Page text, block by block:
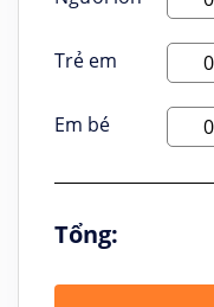
Trẻ em
Em bé
Tổng: